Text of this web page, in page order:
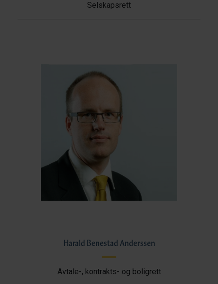
Selskapsrett
Harald Benestad Anderssen
Avtale-, kontrakts- og boligrett